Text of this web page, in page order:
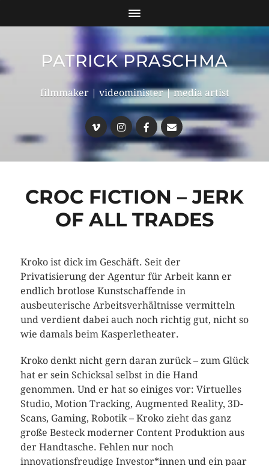
PATRICK PRASCHMA
filmmaker | videominister | media artist
CROC FICTION – JERK
OF ALL TRADES
Kroko ist dick im Geschäft. Seit der
Privatisierung der Agentur für Arbeit kann er
endlich brotlose Kunstschaffende in
ausbeuterische Arbeitsverhältnisse vermitteln
und verdient dabei auch noch richtig gut, nicht so
wie damals beim Kasperletheater.
Kroko denkt nicht gern daran zurück – zum Glück
hat er sein Schicksal selbst in die Hand
genommen. Und er hat so einiges vor: Virtuelles
Studio, Motion Tracking, Augmented Reality, 3D-
Scans, Gaming, Robotik – Kroko zieht das ganz
große Besteck moderner Content Produktion aus
der Handtasche. Fehlen nur noch
innovationsfreudige Investor*innen und ein paar